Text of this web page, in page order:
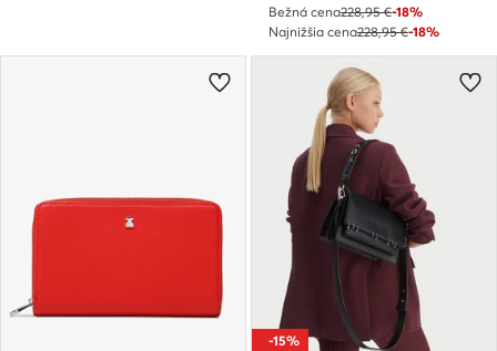
Bežná cena228,95 €-18%
Najnižšia cena228,95 €-18%
-15%